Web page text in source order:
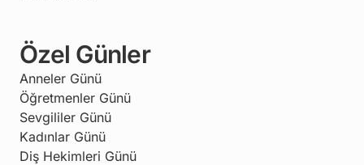
Özel Günler
Anneler Günü
Öğretmenler Günü
Sevgililer Günü
Kadınlar Günü
Diş Hekimleri Günü